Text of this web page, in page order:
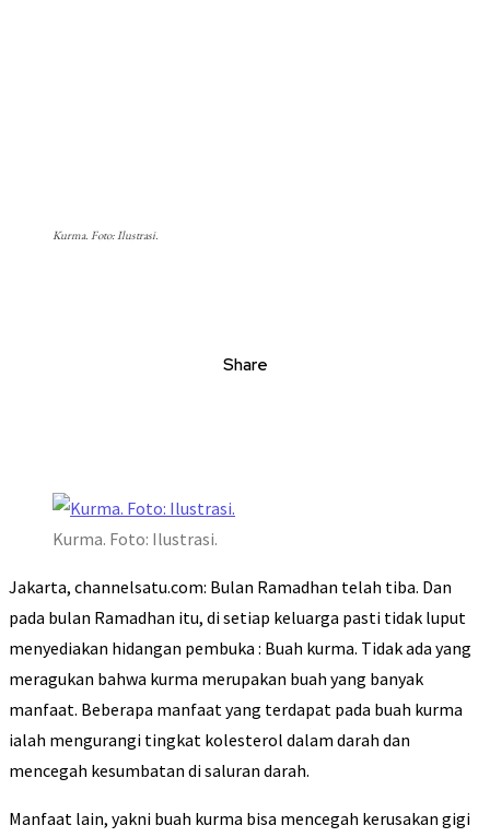
Kurma. Foto: Ilustrasi.
Share
Kurma. Foto: Ilustrasi.
Jakarta, channelsatu.com: Bulan Ramadhan telah tiba. Dan
pada bulan Ramadhan itu, di setiap keluarga pasti tidak luput
menyediakan hidangan pembuka : Buah kurma. Tidak ada yang
meragukan bahwa kurma merupakan buah yang banyak
manfaat. Beberapa manfaat yang terdapat pada buah kurma
ialah mengurangi tingkat kolesterol dalam darah dan
mencegah kesumbatan di saluran darah.
Manfaat lain, yakni buah kurma bisa mencegah kerusakan gigi